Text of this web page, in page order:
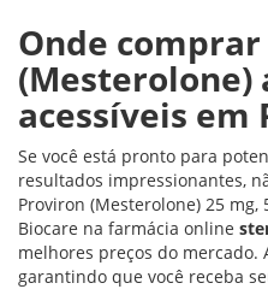
Onde
(Mesterolone)
acessíveis em
Se você está pronto para
resultados impressionantes,
Proviron (Mesterolone) 25
Biocare na farmácia online
melhores preços do
garantindo que você receba